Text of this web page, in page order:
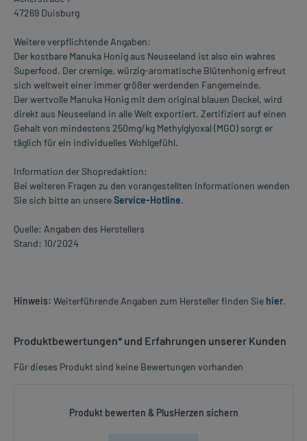
47269 Duisburg
Weitere verpflichtende Angaben:
Der kostbare Manuka Honig aus Neuseeland ist also ein wahres
Superfood. Der cremige, würzig-aromatische Blütenhonig erfreut
sich weltweit einer immer größer werdenden Fangemeinde.
Der wertvolle Manuka Honig mit dem original blauen Deckel, wird
direkt aus Neuseeland in alle Welt exportiert. Zertifiziert auf einen
Gehalt von mindestens 250mg/kg Methylglyoxal (MGO) sorgt er
täglich für ein individuelles Wohlgefühl.
Information der Shopredaktion:
Bei weiteren Fragen zu den vorangestellten Informationen wenden
Sie sich bitte an unsereService-Hotline.
Quelle: Angaben des Herstellers
Stand: 10/2024
Hinweis: Weiterführende Angaben zum Hersteller finden Sie hier.
Produktbewertungen* und Erfahrungen unserer Kunden
Für dieses Produkt sind keine Bewertungen vorhanden
Produkt bewerten & PlusHerzen sichern